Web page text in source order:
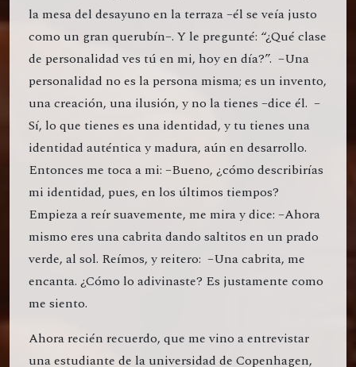
la mesa del desayuno en la terraza –él se veía justo
como un gran querubín–. Y le pregunté: “¿Qué clase
de personalidad ves tú en mi, hoy en día?”. –Una
personalidad no es la persona misma; es un invento,
una creación, una ilusión, y no la tienes –dice él. –
Sí, lo que tienes es una identidad, y tu tienes una
identidad auténtica y madura, aún en desarrollo.
Entonces me toca a mi: –Bueno, ¿cómo describirías
mi identidad, pues, en los últimos tiempos?
Empieza a reír suavemente, me mira y dice: –Ahora
mismo eres una cabrita dando saltitos en un prado
verde, al sol. Reímos, y reitero: –Una cabrita, me
encanta. ¿Cómo lo adivinaste? Es justamente como
me siento.
Ahora recién recuerdo, que me vino a entrevistar
una estudiante de la universidad de Copenhagen,